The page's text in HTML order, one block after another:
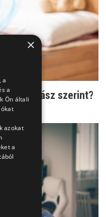
szerint?
×
a
a
Ön általi
azokat
a